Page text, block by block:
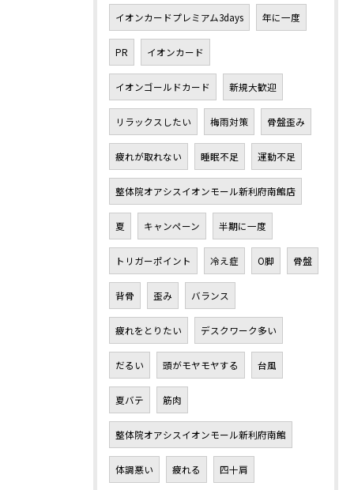
イオンカードプレミアム3days 年に一度
PR イオンカード
イオンゴールドカード 新規大歓迎
リラックスしたい 梅雨対策 骨盤歪み
疲れが取れない 睡眠不足 運動不足
整体院オアシスイオンモール新利府南館店
夏 キャンペーン 半期に一度
トリガーポイント 冷え症 O脚 骨盤
背骨 歪み バランス
疲れをとりたい デスクワーク多い
だるい 頭がモヤモヤする 台風
夏バテ 筋肉
整体院オアシスイオンモール新利府南館
体調悪い 疲れる 四十肩